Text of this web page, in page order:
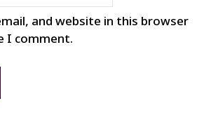
and website in this browser
I comment.